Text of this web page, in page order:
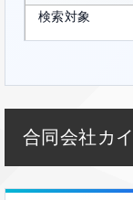
検索対象
合同会社カ